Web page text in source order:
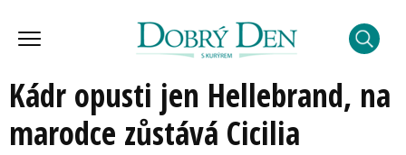
Kádr opusti jen Hellebrand, na
marodce zůstává Cicilia